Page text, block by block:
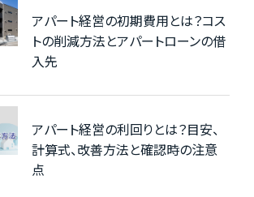
アパート経営の初期費用とは？コス
トの削減方法とアパートローンの借
入先
アパート経営の利回りとは？目安、
計算式、改善方法と確認時の注意
点